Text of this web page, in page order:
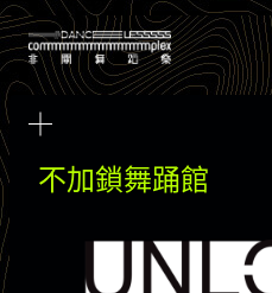
Skip
to
content
不加鎖舞踊館